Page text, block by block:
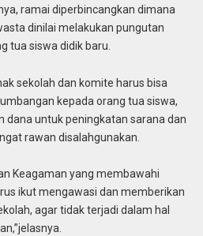
ramai diperbincangkan dimana
dinilai melakukan pungutan
tua siswa didik baru.
sekolah dan komite harus bisa
kepada orang tua siswa,
dana untuk peningkatan sarana dan
rawan disalahgunakan.
Keagaman yang membawahi
ikut mengawasi dan memberikan
agar tidak terjadi dalam hal